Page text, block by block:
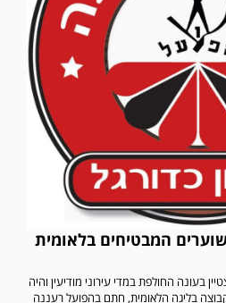
המבטיחים בלאומית
השוער בן ה-21, שהצטיין בעונה החולפת במדי עירוני מודיעין והיה
בליגה הלאומית, חתם בהפועל רעננה